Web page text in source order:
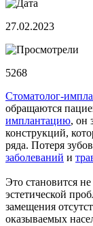
27.02.2023
5268
Стоматолог-
обращаются
имплантацию, он
конструкций,
ряда. Потеря
заболеваний и
Это становится
эстетической
замещения
оказываемых